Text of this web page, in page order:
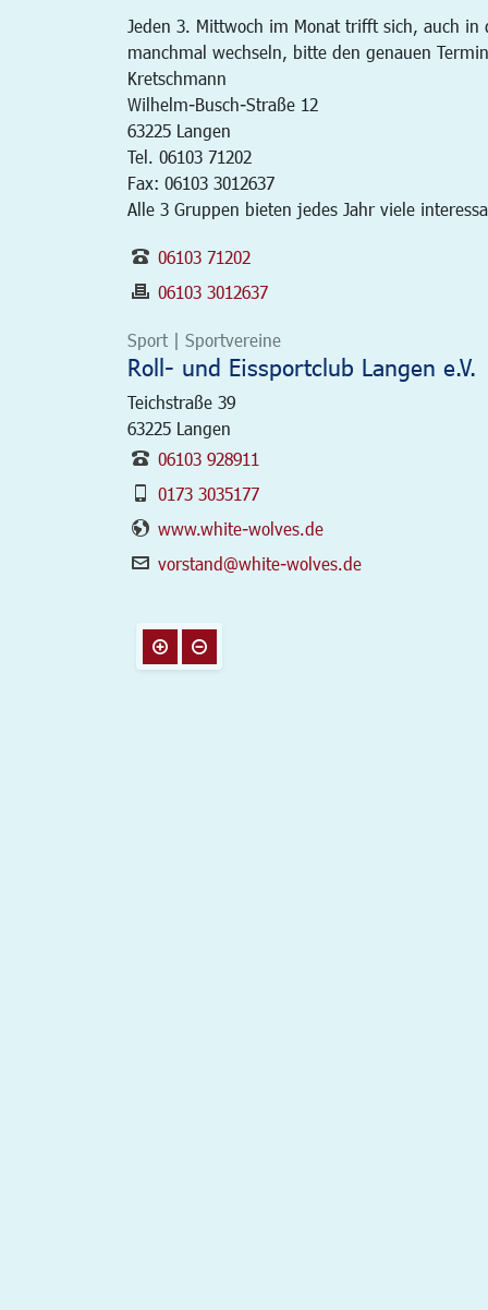
Jeden 3. Mittwoch im Monat trifft sich, auch in
manchmal wechseln, bitte den genauen
Kretschmann
Wilhelm-Busch-Straße 12
63225 Langen
Tel. 06103 71202
Fax: 06103 3012637
Alle 3 Gruppen bieten jedes Jahr viele
06103 71202
06103 3012637
Sport | Sportvereine
Roll- und Eissportclub Langen e.V.
Teichstraße 39
63225 Langen
06103 928911
0173 3035177
www.white-wolves.de
vorstand@white-wolves.de